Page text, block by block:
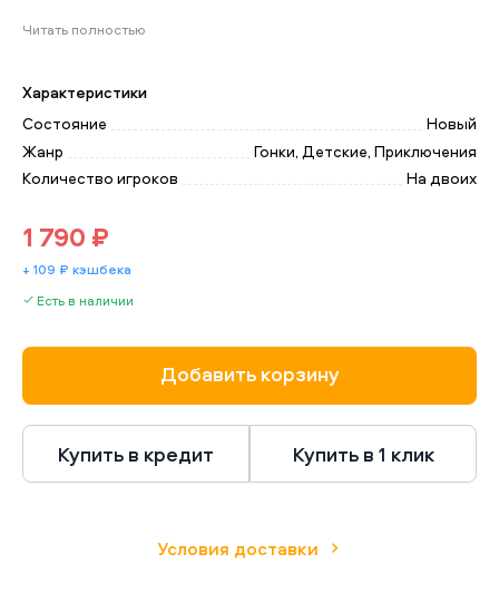
вдвоем). Игроки смогут проходить задания вместе
Этот товар вы сможете купить в магазинах
Бруталити или на сайте brutalitygame.ru
Читать полностью
Характеристики
Состояние
Новый
Жанр
Гонки, Детские, Приключения
Количество игроков
На двоих
1 790 ₽
+ 109 ₽ кэшбека
Есть в наличии
Добавить корзину
Купить в кредит Купить в 1 клик
Условия доставки